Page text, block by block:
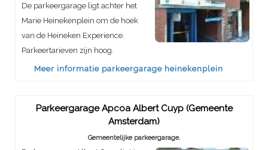
De parkeergarage ligt achter het
Marie Heinekenplein om de hoek
van de Heineken Experience.
Parkeertarieven zijn hoog.
Meer informatie parkeergarage heinekenplein
Parkeergarage Apcoa Albert Cuyp (Gemeente
Amsterdam)
Gemeentelijke parkeergarage.